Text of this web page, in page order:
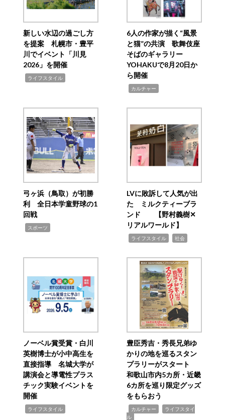
新しい水辺の過ごし方
を提案 札幌市・豊平
川でイベント「川見
2026」を開催
ライフスタイル
6人の作家が描く“風景
と猫”の共演 歌舞伎座
そばのギャラリー
YOHAKUで8月20日か
ら開催
カルチャー
弓ヶ浜（鳥取）が初勝
利 全日本学童野球の1
回戦
スポーツ
LVに敗訴して人気が出
た ミルクティーブラ
ンド 【野村義樹✕
リアルワールド】
ライフスタイル 社会
ノーベル賞受賞・白川
英樹博士が小中高生を
直接指導 名城大学が
講演会と導電性プラス
チック実験イベントを
開催
ライフスタイル
豊臣秀吉・秀長兄弟ゆ
かりの地を巡るスタン
プラリーがスタート
和歌山市内5カ所・近畿
6カ所を巡り限定グッズ
をもらおう
カルチャー
ライフスタイ
ル